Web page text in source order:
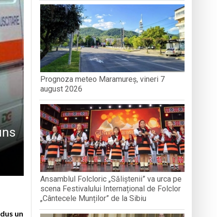
clubului de carte „Legături Literare”
un
Prognoza meteo Maramureș, vineri 7
august 2026
Ansamblul Folcloric „Săliștenii” va urca pe
scena Festivalului Internațional de Folclor
„Cântecele Munților” de la Sibiu